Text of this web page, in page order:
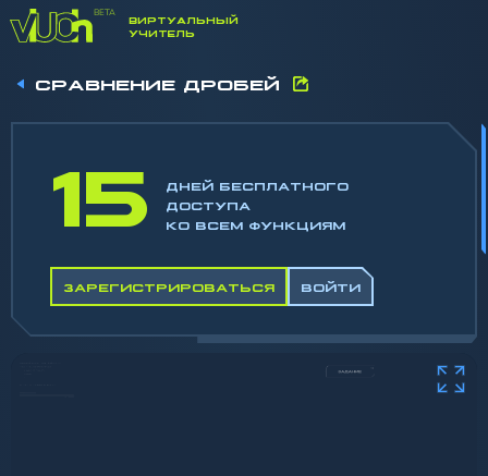
ВИРТУАЛЬНЫЙ
УЧИТЕЛЬ
СРАВНЕНИЕ ДРОБЕЙ
15
ДНЕЙ БЕСПЛАТНОГО
ДОСТУПА
КО ВСЕМ ФУНКЦИЯМ
ЗАРЕГИСТРИРОВАТЬСЯ ВОЙТИ